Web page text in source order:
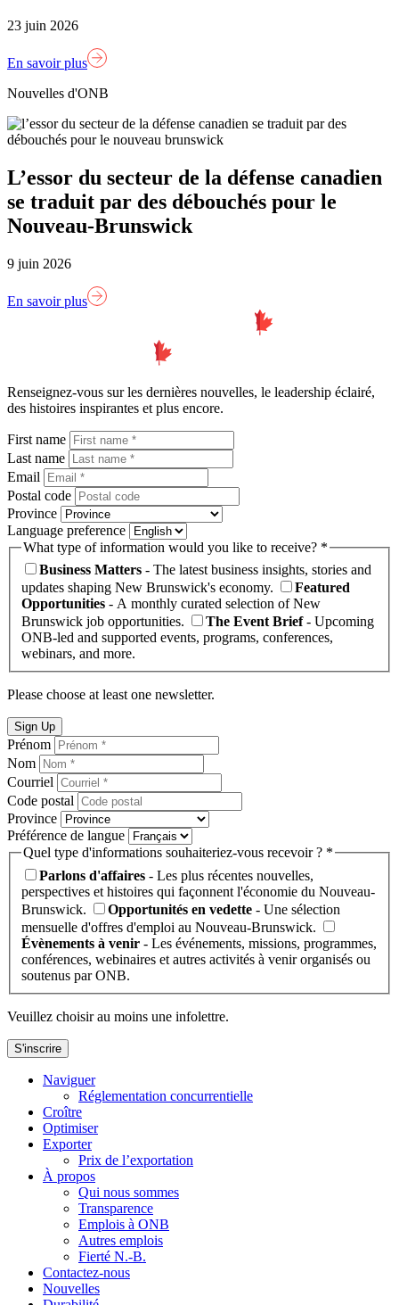
23 juin 2026
En savoir plus
Nouvelles d'ONB
L’essor du secteur de la défense canadien
se traduit par des débouchés pour le
Nouveau-Brunswick
9 juin 2026
En savoir plus
Renseignez-vous sur les dernières nouvelles, le leadership éclairé,
des histoires inspirantes et plus encore.
First name
Last name
Email
Postal code
Province
Language preference
What type of information would you like to receive? *
Business Matters - The latest business insights, stories and
updates shaping New Brunswick's economy.
Featured
Opportunities - A monthly curated selection of New
Brunswick job opportunities.
The Event Brief- Upcoming
ONB-led and supported events, programs, conferences,
webinars, and more.
Please choose at least one newsletter.
Sign Up
Prénom
Nom
Courriel
Code postal
Province
Préférence de langue
Quel type d'informations souhaiteriez-vous recevoir ? *
Parlons d'affaires - Les plus récentes nouvelles,
perspectives et histoires qui façonnent l'économie du Nouveau-
Brunswick.
Opportunités en vedette - Une sélection
mensuelle d'offres d'emploi au Nouveau-Brunswick.
Évènements à venir - Les événements, missions, programmes,
conférences, webinaires et autres activités à venir organisés ou
soutenus par ONB.
Veuillez choisir au moins une infolettre.
S'inscrire
Naviguer
Réglementation concurrentielle
Croître
Optimiser
Exporter
Prix de l’exportation
À propos
Qui nous sommes
Transparence
Emplois à ONB
Autres emplois
Fierté N.-B.
Contactez-nous
Nouvelles